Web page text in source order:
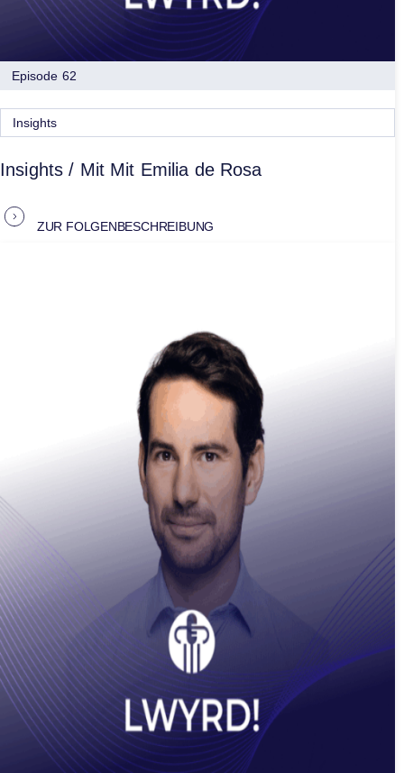
Episode 62
Insights
Insights / Mit Mit Emilia de Rosa
ZUR FOLGENBESCHREIBUNG